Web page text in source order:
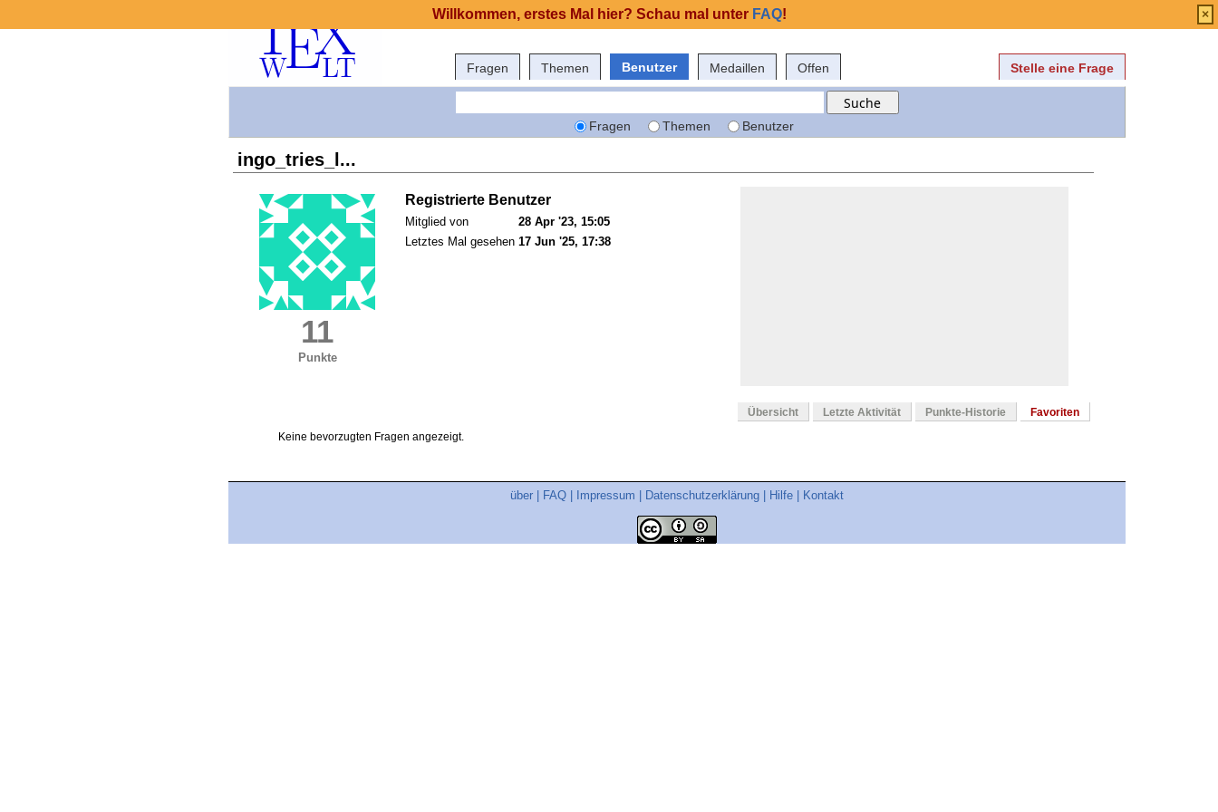
Fragen Themen Benutzer Medaillen Offen Stelle eine Frage
Fragen Themen Benutzer
ingo_tries_l...
11
Punkte
Registrierte Benutzer
Mitglied von
28 Apr '23, 15:05
Letztes Mal gesehen 17 Jun '25, 17:38
Übersicht Letzte Aktivität Punkte-Historie
Favoriten
Keine bevorzugten Fragen angezeigt.
über FAQ Impressum Datenschutzerklärung Hilfe Kontakt
Willkommen, erstes Mal hier? Schau mal unter FAQ! ×